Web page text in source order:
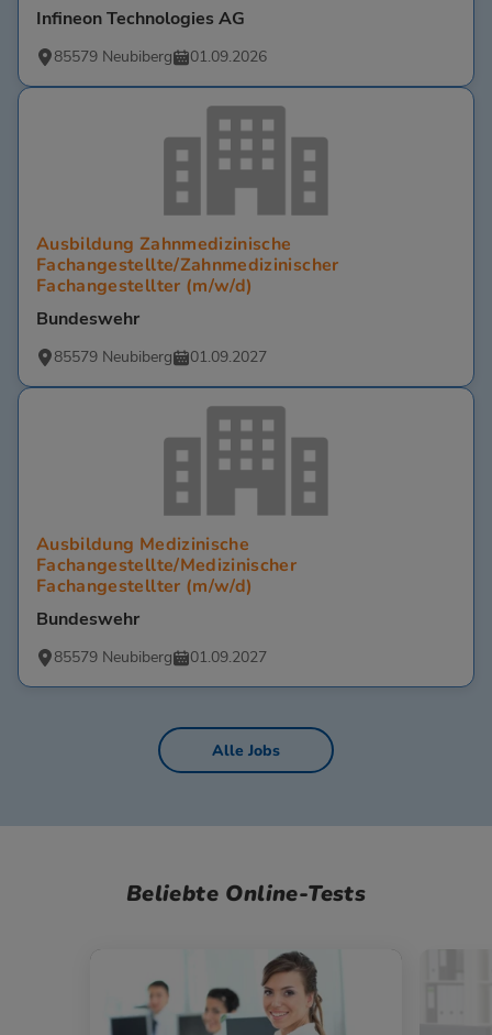
Infineon Technologies AG
85579 Neubiberg 01.09.2026
Ausbildung Zahnmedizinische
Fachangestellte/Zahnmedizinischer
Fachangestellter (m/w/d)
Bundeswehr
85579 Neubiberg 01.09.2027
Ausbildung Medizinische
Fachangestellte/Medizinischer
Fachangestellter (m/w/d)
Bundeswehr
85579 Neubiberg 01.09.2027
Alle Jobs
Beliebte Online-Tests